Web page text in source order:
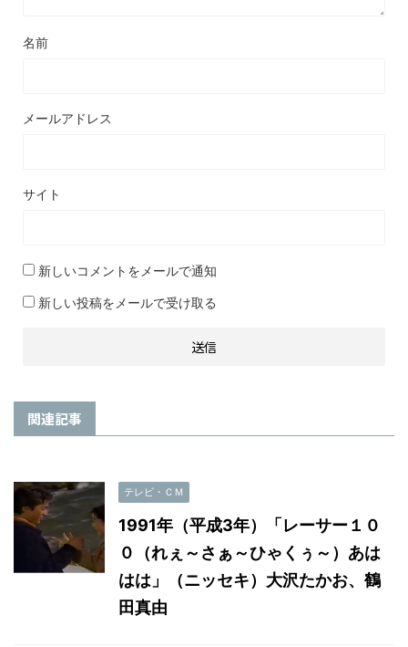
名前
メールアドレス
サイト
新しいコメントをメールで通知
新しい投稿をメールで受け取る
関連記事
テレビ・ＣＭ
1991年（平成3年）「レーサー１０
０（れぇ～さぁ～ひゃくぅ～）あは
はは」（ニッセキ）大沢たかお、鶴
田真由